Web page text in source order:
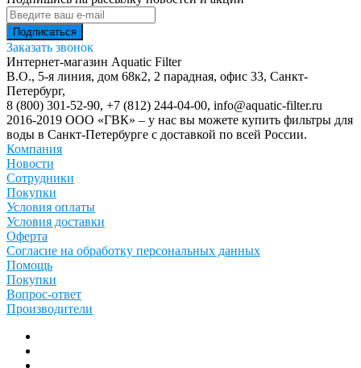
Заказать звонок
Интернет-магазин Aquatic Filter
В.О., 5-я линия, дом 68к2, 2 парадная, офис 33, Санкт-
Петербург,
8 (800) 301-52-90, +7 (812) 244-04-00, info@aquatic-filter.ru
2016-2019 ООО «ГВК» – у нас вы можете купить фильтры для
воды в Санкт-Петербурге с доставкой по всей России.
Компания
Новости
Сотрудники
Покупки
Условия оплаты
Условия доставки
Оферта
Согласие на обработку персональных данных
Помощь
Покупки
Вопрос-ответ
Производители